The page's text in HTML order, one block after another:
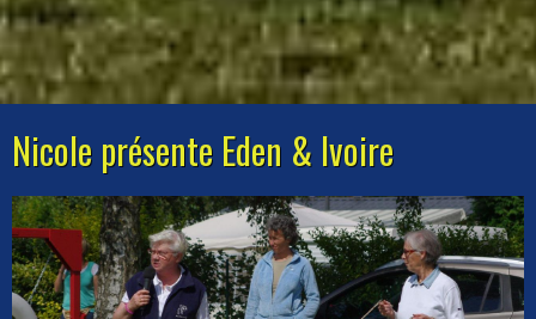
Nicole présente Eden & Ivoire